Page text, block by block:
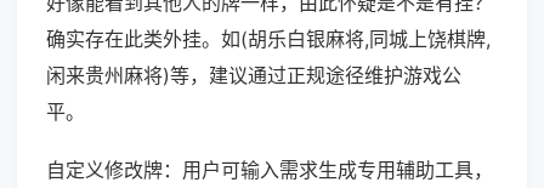
确实存在此类外挂。如(胡乐白银麻将,同城上饶棋牌,
闲来贵州麻将)等，建议通过正规途径维护游戏公
平。
自定义修改牌：用户可输入需求生成专用辅助工具，